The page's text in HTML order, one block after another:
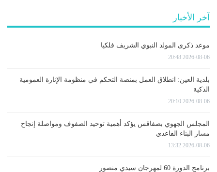
آخر الأخبار
موعد ذكرى المولد النبوي الشريف فلكيا
2026-08-06 20:48
بلدية العين: انطلاق العمل بمنصة التحكم في منظومة الإنارة العمومية
الذكية
2026-08-06 20:10
المجلس الجهوي بصفاقس يؤكد أهمية توحيد الصفوف ومواصلة إنجاح
مسار البناء القاعدي
2026-08-06 13:32
برنامج الدورة 60 لمهرجان سيدي منصور